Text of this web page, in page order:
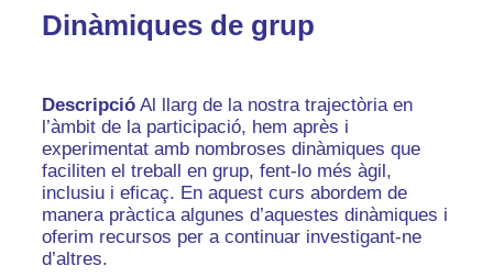
Dinàmiques de grup
Descripció Al llarg de la nostra trajectòria en
l’àmbit de la participació, hem après i
experimentat amb nombroses dinàmiques que
faciliten el treball en grup, fent-lo més àgil,
inclusiu i eficaç. En aquest curs abordem de
manera pràctica algunes d’aquestes dinàmiques i
oferim recursos per a continuar investigant-ne
d’altres.